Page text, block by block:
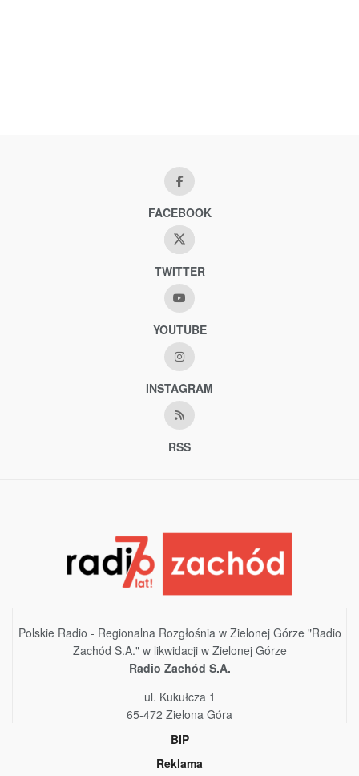
FACEBOOK
TWITTER
YOUTUBE
INSTAGRAM
RSS
Polskie Radio - Regionalna Rozgłośnia w Zielonej Górze "Radio
Zachód S.A." w likwidacji w Zielonej Górze
Radio Zachód S.A.
ul. Kukułcza 1
65-472 Zielona Góra
BIP
Reklama